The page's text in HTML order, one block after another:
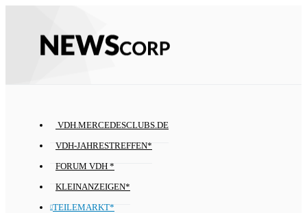
VDH.MERCEDESCLUBS.DE
VDH-JAHRESTREFFEN*
FORUM VDH *
KLEINANZEIGEN*
TEILEMARKT*